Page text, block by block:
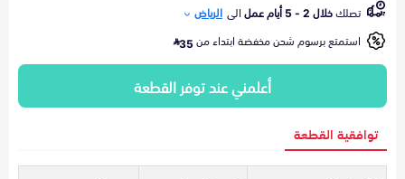
تصلكخلال 2 - 5 أيام عمل الى الرياض
استمتع برسوم شحن مخفضة ابتداء من35
أعلمني عند توفر القطعة
توافقية القطعة